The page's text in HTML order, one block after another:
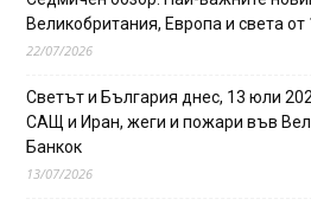
Великобритания, Европа и света от
22/07/2026
Светът и България днес, 13 юли
САЩ и Иран, жеги и пожари във
Банкок
13/07/2026